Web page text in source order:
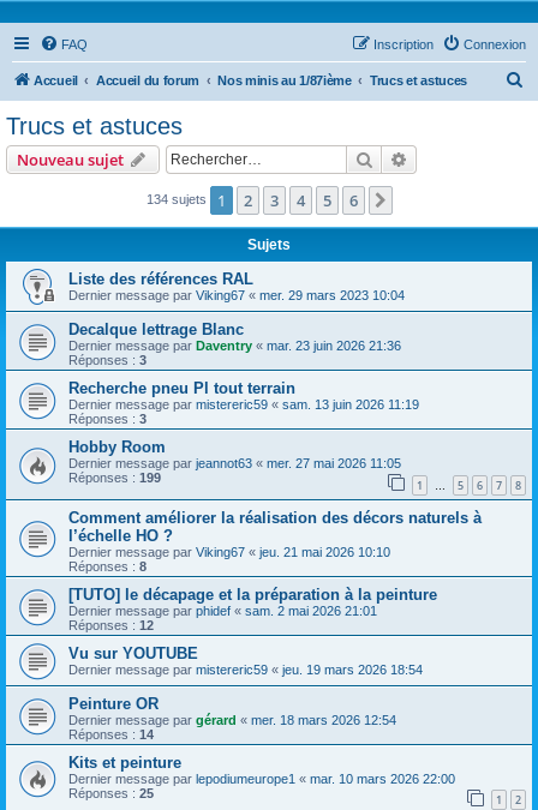
FAQ Connexion
Inscription
Accueil Accueil du forum Nos minis au 1/87ième Trucs et astuces
e
Trucs et astuces
Nouveau sujet Rechercher
134 sujets 1 2 3 4 5 6
Sujets
Liste des références RAL
Dernier message par Viking67 « mer. 29 mars 2023 10:04
Decalque lettrage Blanc
Dernier message par Daventry « mar. 23 juin 2026 21:36
Réponses : 3
Recherche pneu Pl tout terrain
Dernier message par mistereric59 « sam. 13 juin 2026 11:19
Réponses : 3
Hobby Room
Dernier message par jeannot63 « mer. 27 mai 2026 11:05
Réponses : 199 1 … 5 6 7 8
Comment améliorer la réalisation des décors naturels à
l’échelle HO ?
Dernier message par Viking67 « jeu. 21 mai 2026 10:10
Réponses : 8
[TUTO] le décapage et la préparation à la peinture
Dernier message par phidef « sam. 2 mai 2026 21:01
Réponses : 12
Vu sur YOUTUBE
Dernier message par mistereric59 « jeu. 19 mars 2026 18:54
Peinture OR
Dernier message par gérard « mer. 18 mars 2026 12:54
Réponses : 14
Kits et peinture
Dernier message par lepodiumeurope1 « mar. 10 mars 2026 22:00
Réponses : 25 1 2